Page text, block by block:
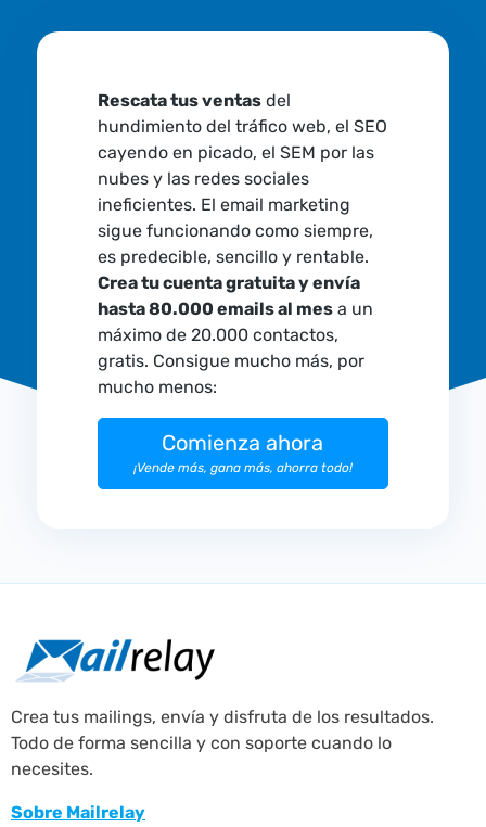
Rescata tus ventasdel
hundimiento del tráfico web, el SEO
cayendo en picado, el SEM por las
nubes y las redes sociales
ineficientes. El email marketing
sigue funcionando como siempre,
es predecible, sencillo y rentable.
Crea tu cuenta gratuita y envía
hasta 80.000 emails al mesa un
máximo de 20.000 contactos,
gratis. Consigue mucho más, por
mucho menos:
Comienza ahora
¡Vende más, gana más, ahorra todo!
Crea tus mailings, envía y disfruta de los resultados.
Todo de forma sencilla y con soporte cuando lo
necesites.
Sobre Mailrelay